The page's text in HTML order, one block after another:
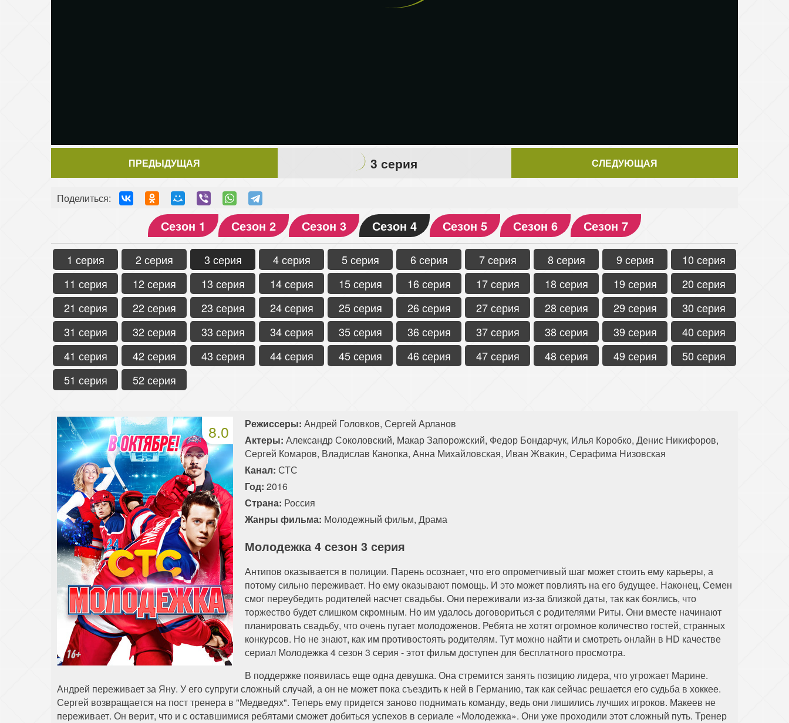
ПРЕДЫДУЩАЯ 3 серия СЛЕДУЮЩАЯ
Поделиться:
Сезон 1 Сезон 2 Сезон 3 Сезон 4 Сезон 5 Сезон 6 Сезон 7
1 серия 2 серия 3 серия 4 серия 5 серия 6 серия 7 серия 8 серия 9 серия
10 серия
11 серия
12 серия 13 серия 14 серия 15 серия 16 серия 17 серия 18 серия 19 серия
20 серия
21 серия
22 серия 23 серия 24 серия 25 серия 26 серия 27 серия 28 серия 29 серия
30 серия
31 серия
32 серия 33 серия 34 серия 35 серия 36 серия 37 серия 38 серия 39 серия
40 серия
41 серия
42 серия 43 серия 44 серия 45 серия 46 серия 47 серия 48 серия 49 серия
50 серия
51 серия
52 серия
8.0 Режиссеры: Андрей Головков, Сергей Арланов
Актеры: Александр Соколовский, Макар Запорожский, Федор Бондарчук, Илья Коробко, Денис Никифоров,
Сергей Комаров, Владислав Канопка, Анна Михайловская, Иван Жвакин, Серафима Низовская
Канал: СТС
Год: 2016
Страна: Россия
Жанры фильма: Молодежный фильм, Драма
Молодежка 4 сезон 3 серия
Антипов оказывается в полиции. Парень осознает, что его опрометчивый шаг может стоить ему карьеры, а
потому сильно переживает. Но ему оказывают помощь. И это может повлиять на его будущее. Наконец, Семен
смог переубедить родителей насчет свадьбы. Они переживали из-за близкой даты, так как боялись, что
торжество будет слишком скромным. Но им удалось договориться с родителями Риты. Они вместе начинают
планировать свадьбу, что очень пугает молодоженов. Ребята не хотят огромное количество гостей, странных
конкурсов. Но не знают, как им противостоять родителям. Тут можно найти и смотреть онлайн в HD качестве
сериал Молодежка 4 сезон 3 серия - этот фильм доступен для бесплатного просмотра.
В поддержке появилась еще одна девушка. Она стремится занять позицию лидера, что угрожает Марине.
Андрей переживает за Яну. У его супруги сложный случай, а он не может пока съездить к ней в Германию, так как сейчас решается его судьба в хоккее.
Сергей возвращается на пост тренера в "Медведях". Теперь ему придется заново поднимать команду, ведь они лишились лучших игроков. Макеев не
переживает. Он верит, что и с оставшимися ребятами сможет добиться успехов в сериале «Молодежка». Они уже проходили этот сложный путь. Тренер